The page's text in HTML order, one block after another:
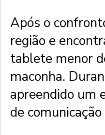
Após o
região e
tablete menor
maconha.
apreendido um
de